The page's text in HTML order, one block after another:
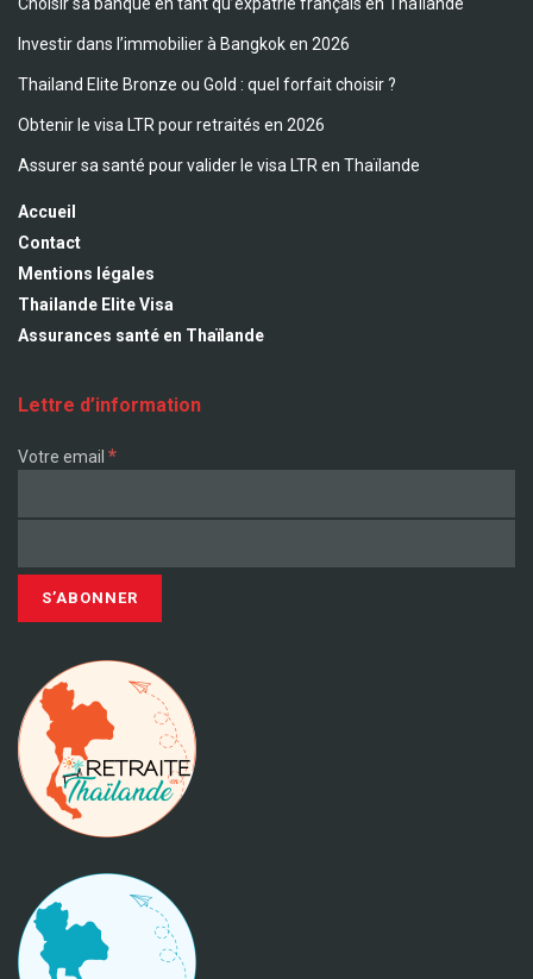
Investir dans l’immobilier à Bangkok en 2026
Thailand Elite Bronze ou Gold : quel forfait choisir ?
Obtenir le visa LTR pour retraités en 2026
Assurer sa santé pour valider le visa LTR en Thaïlande
Accueil
Contact
Mentions légales
Thailande Elite Visa
Assurances santé en Thaïlande
Lettre d’information
Votre email *